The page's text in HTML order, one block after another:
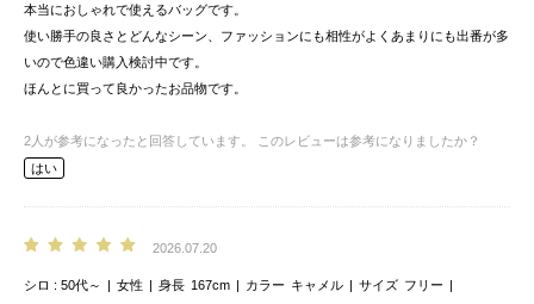
本当におしゃれで使えるバッグです。
使い勝手の良さとどんなシーン、ファッションにも相性がよくあまりにも出番が多
いので色違い購入検討中です。
ほんとに買って良かったお品物です。
2 人が参考になったと回答しています。
このレビューは参考になりましたか？
はい
2026.07.20
シロ 50代～ 女性 身長 167cm カラー キャメル サイズ フリー